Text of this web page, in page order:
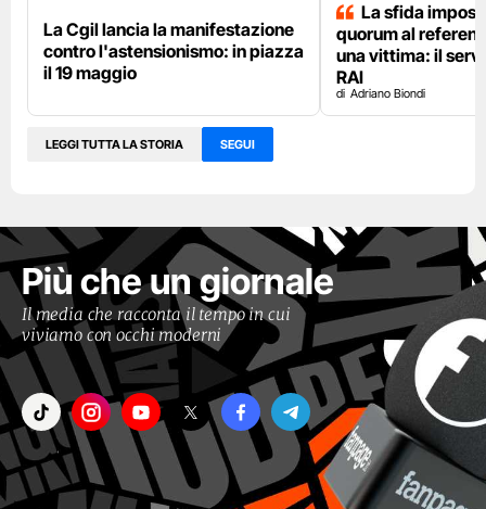
La Cgil lancia la manifestazione
contro l'astensionismo: in piazza
il 19 maggio
La sfida
quorum al
una vittima: il
RAI
Adriano Biondi
LEGGI TUTTA LA STORIA SEGUI
Più che un giornale
Il media che racconta il tempo in cui
viviamo con occhi moderni